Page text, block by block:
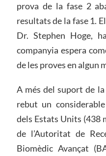
prova de la fase 2
resultats de la fase 1.
Dr. Stephen Hoge,
companyia espera
de les proves en algun
A més del suport de
rebut un
dels Estats Units (438
de l’Autoritat de
Biomèdic Avançat